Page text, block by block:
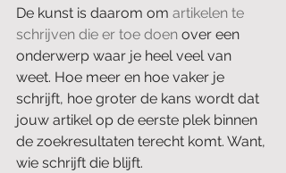
De kunst is daarom om artikelen te
schrijven die er toe doen over een
onderwerp waar je heel veel van
weet. Hoe meer en hoe vaker je
schrijft, hoe groter de kans wordt dat
jouw artikel op de eerste plek binnen
de zoekresultaten terecht komt. Want,
wie schrijft die blijft.